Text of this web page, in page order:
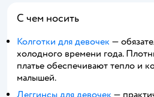
С чем носить
Колготки для девочек —
холодного времени года.
платье обеспечивают тепло и
малышей.
Леггинсы для девочек —